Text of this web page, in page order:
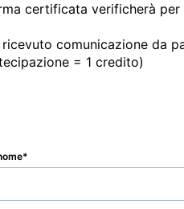
certificata verificherà
comunicazione da
= 1 credito)